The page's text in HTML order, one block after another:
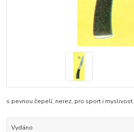
s pevnou čepelí, nerez, pro sport i myslivost.
Vydáno